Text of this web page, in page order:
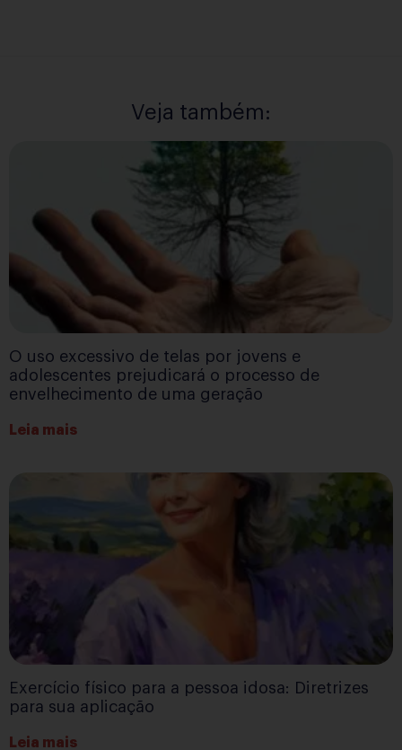
Veja também:
O uso excessivo de telas por jovens e
adolescentes prejudicará o processo de
envelhecimento de uma geração
Leia mais
Exercício físico para a pessoa idosa: Diretrizes
para sua aplicação
Leia mais